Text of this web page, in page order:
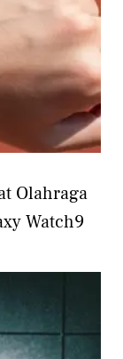
Olahraga
Watch9